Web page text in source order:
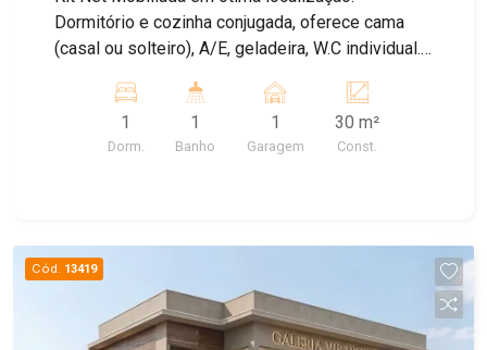
Dormitório e cozinha conjugada, oferece cama
(casal ou solteiro), A/E, geladeira, W.C individual.
carro, agua e IPTU incluso. Energia a parte.
1
Dorm.
1
Banho
1
Garagem
30 m²
Const.
Cód. 13419